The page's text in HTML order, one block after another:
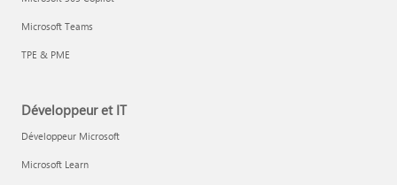
Microsoft Teams
TPE & PME
Développeur et IT
Développeur Microsoft
Microsoft Learn